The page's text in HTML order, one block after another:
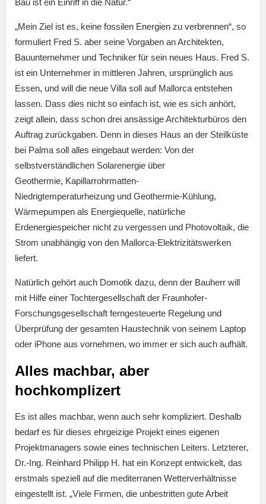
Bau ist ein Einriff in die Natur.“
„Mein Ziel ist es, keine fossilen Energien zu verbrennen“, so
formuliert Fred S. aber seine Vorgaben an Architekten,
Bauunternehmer und Techniker für sein neues Haus. Fred S.
ist ein Unternehmer in mittleren Jahren, ursprünglich aus
Essen, und will die neue Villa soll auf Mallorca entstehen
lassen. Dass dies nicht so einfach ist, wie es sich anhört,
zeigt allein, dass schon drei ansässige Architekturbüros den
Auftrag zurückgaben. Denn in dieses Haus an der Steilküste
bei Palma soll alles eingebaut werden: Von der
selbstverständlichen Solarenergie über
Geothermie, Kapillarrohrmatten-
Niedrigtemperaturheizung und Geothermie-Kühlung,
Wärmepumpen als Energiequelle, natürliche
Erdenergiespeicher nicht zu vergessen und Photovoltaik, die
Strom unabhängig von den Mallorca-Elektrizitätswerken
liefert.
Natürlich gehört auch Domotik dazu, denn der Bauherr will
mit Hilfe einer Tochtergesellschaft der Fraunhofer-
Forschungsgesellschaft ferngesteuerte Regelung und
Überprüfung der gesamten Haustechnik von seinem Laptop
oder iPhone aus vornehmen, wo immer er sich auch aufhält.
Alles machbar, aber
hochkomplizert
Es ist alles machbar, wenn auch sehr kompliziert. Deshalb
bedarf es für dieses ehrgeizige Projekt eines eigenen
Projektmanagers sowie eines technischen Leiters. Letzterer,
Dr.-Ing. Reinhard Philipp H. hat ein Konzept entwickelt, das
erstmals speziell auf die mediterranen Wetterverhältnisse
eingestellt ist. „Viele Firmen, die unbestritten gute Arbeit